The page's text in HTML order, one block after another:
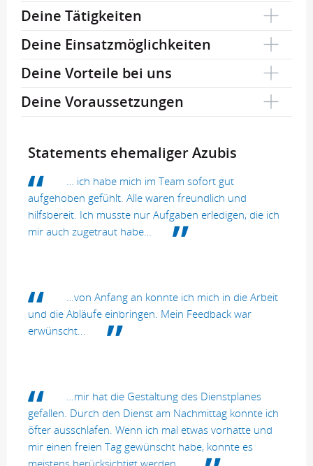
Deine Tätigkeiten
Deine Einsatzmöglichkeiten
Deine Vorteile bei uns
Deine Voraussetzungen
Statements ehemaliger Azubis
… ich habe mich im Team sofort gut
aufgehoben gefühlt. Alle waren freundlich und
hilfsbereit. Ich musste nur Aufgaben erledigen, die ich
mir auch zugetraut habe…
…von Anfang an konnte ich mich in die Arbeit
und die Abläufe einbringen. Mein Feedback war
erwünscht...
…mir hat die Gestaltung des Dienstplanes
gefallen. Durch den Dienst am Nachmittag konnte ich
öfter ausschlafen. Wenn ich mal etwas vorhatte und
mir einen freien Tag gewünscht habe, konnte es
meistens berücksichtigt werden…